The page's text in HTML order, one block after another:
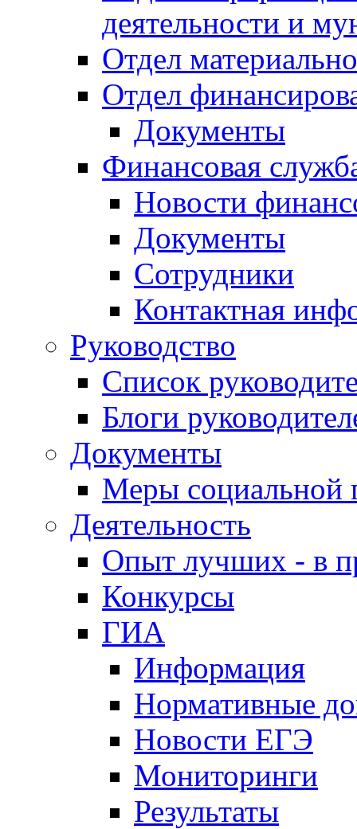
деятельности и
Отдел
Отдел
Документы
Финансовая
Новости
Документы
Сотрудники
Контактная
Руководство
Список
Блоги
Документы
Меры социальной
Деятельность
Опыт лучших - в
Конкурсы
ГИА
Информация
Нормативные
Новости ЕГЭ
Мониторинги
Результаты